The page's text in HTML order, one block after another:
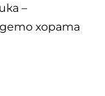
–
хората